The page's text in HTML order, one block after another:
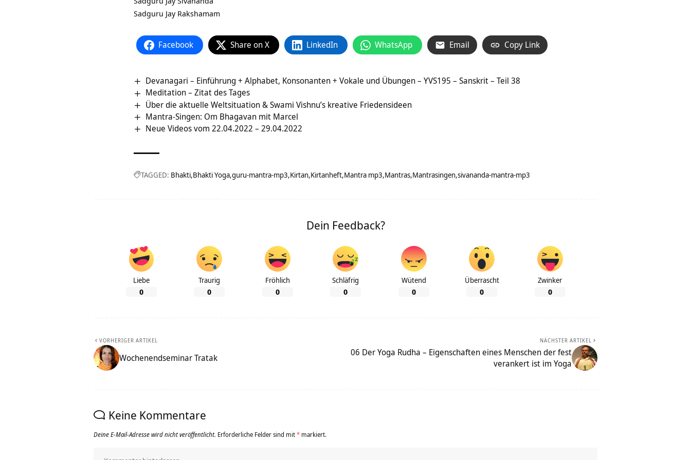
Sadguru Jay Rakshamam
Facebook Share on X LinkedIn WhatsApp Email Copy Link
Devanagari – Einführung + Alphabet, Konsonanten + Vokale und Übungen – YVS195 – Sanskrit – Teil 38
Meditation – Zitat des Tages
Über die aktuelle Weltsituation & Swami Vishnu’s kreative Friedensideen
Mantra-Singen: Om Bhagavan mit Marcel
Neue Videos vom 22.04.2022 – 29.04.2022
TAGGED: Bhakti Bhakti Yoga guru-mantra-mp3 Kirtan Kirtanheft Mantra mp3 Mantras Mantrasingen sivananda-mantra-mp3
Dein Feedback?
Liebe
0
Traurig
0
Fröhlich
0
Schläfrig
0
Wütend
0
Überrascht
0
Zwinker
0
VORHERIGER ARTIKEL
Wochenendseminar Tratak
NÄCHSTER ARTIKEL
06 Der Yoga Rudha – Eigenschaften eines Menschen der fest
verankert ist im Yoga
Keine Kommentare
Deine E-Mail-Adresse wird nicht veröffentlicht. Erforderliche Felder sind mit* markiert.